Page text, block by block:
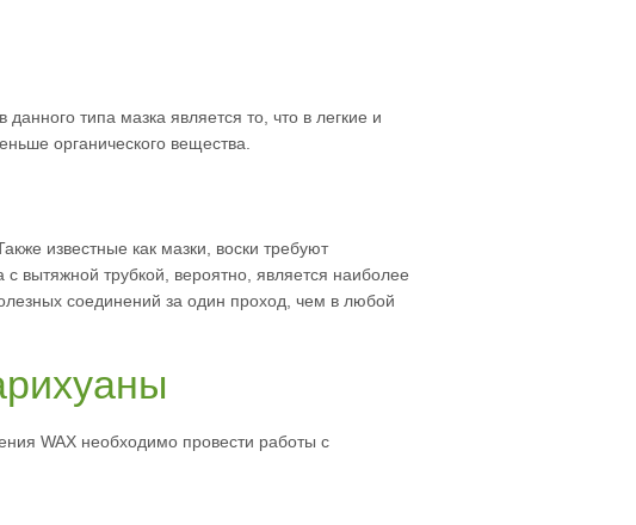
типа мазка является то, что в легкие и
органического вещества.
известные как мазки, воски требуют
вытяжной трубкой, вероятно, является наиболее
соединений за один проход, чем в любой
WAX необходимо провести работы с